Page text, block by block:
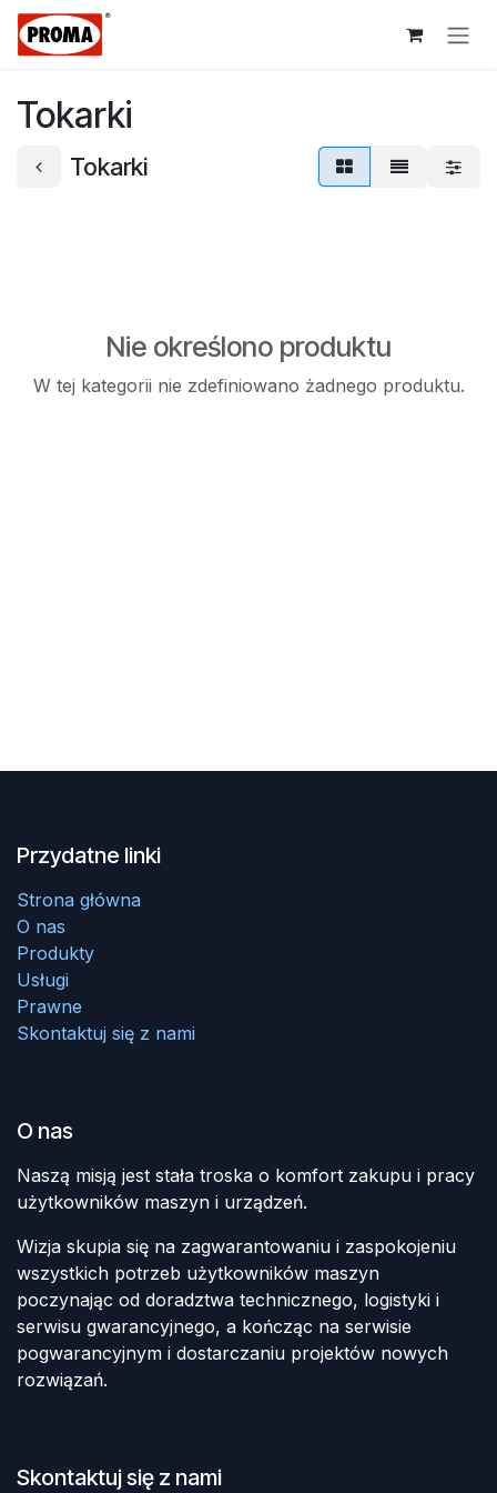
Przejdź do zawartości
Tokarki
Tokarki
Nie określono produktu
W tej kategorii nie zdefiniowano żadnego produktu.
Przydatne linki
Strona główna
O nas
Produkty
Usługi
Prawne
Skontaktuj się z nami
O nas
Naszą misją jest stała troska o komfort zakupu i pracy
użytkowników maszyn i urządzeń.
Wizja skupia się na zagwarantowaniu i zaspokojeniu
wszystkich potrzeb użytkowników maszyn
poczynając od doradztwa technicznego, logistyki i
serwisu gwarancyjnego, a kończąc na serwisie
pogwarancyjnym i dostarczaniu projektów nowych
rozwiązań.
Skontaktuj się z nami